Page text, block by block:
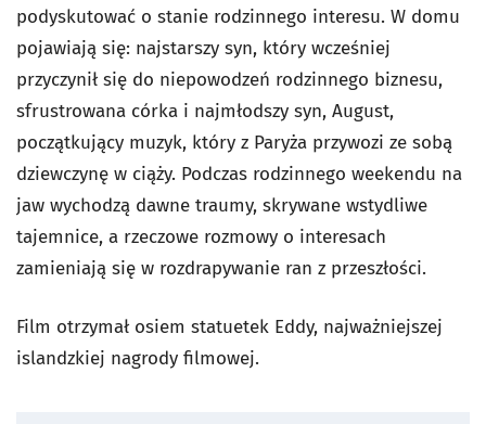
podyskutować o stanie rodzinnego interesu. W domu
pojawiają się: najstarszy syn, który wcześniej
przyczynił się do niepowodzeń rodzinnego biznesu,
sfrustrowana córka i najmłodszy syn, August,
początkujący muzyk, który z Paryża przywozi ze sobą
dziewczynę w ciąży. Podczas rodzinnego weekendu na
jaw wychodzą dawne traumy, skrywane wstydliwe
tajemnice, a rzeczowe rozmowy o interesach
zamieniają się w rozdrapywanie ran z przeszłości.
Film otrzymał osiem statuetek Eddy, najważniejszej
islandzkiej nagrody filmowej.